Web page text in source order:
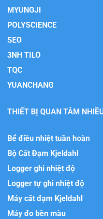
MYUNGJI
POLYSCIENCE
SEO
3NH TILO
TQC
YUANCHANG
THIẾT BỊ QUAN TÂM
Bể điều nhiệt tuần hoàn
Bộ Cất Đạm Kjeldahl
Logger ghi nhiệt độ
Logger tự ghi nhiệt độ
Máy cất đạm Kjeldahl
Máy đo bền màu